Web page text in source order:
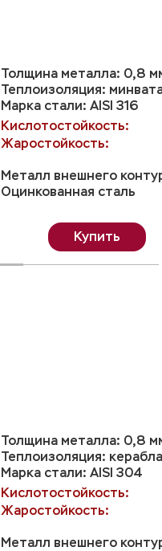
Толщина металла: 0,8
Теплоизоляция:
Марка стали: AISI 316
Кислотостойкость:
Жаростойкость:
Металл внешнего
Оцинкованная сталь
Купить
Толщина металла: 0,8
Теплоизоляция:
Марка стали: AISI 304
Кислотостойкость:
Жаростойкость:
Металл внешнего